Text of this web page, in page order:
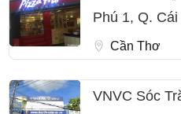
Phú 1, Q. Cái
Cần Thơ
VNVC Sóc